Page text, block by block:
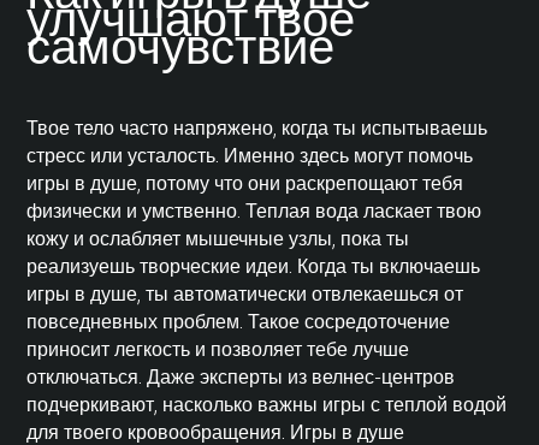
улучшают твое
самочувствие
Твое тело часто напряжено, когда ты испытываешь
стресс или усталость. Именно здесь могут помочь
игры в душе, потому что они раскрепощают тебя
физически и умственно. Теплая вода ласкает твою
кожу и ослабляет мышечные узлы, пока ты
реализуешь творческие идеи. Когда ты включаешь
игры в душе, ты автоматически отвлекаешься от
повседневных проблем. Такое сосредоточение
приносит легкость и позволяет тебе лучше
отключаться. Даже эксперты из велнес-центров
подчеркивают, насколько важны игры с теплой водой
для твоего кровообращения. Игры в душе